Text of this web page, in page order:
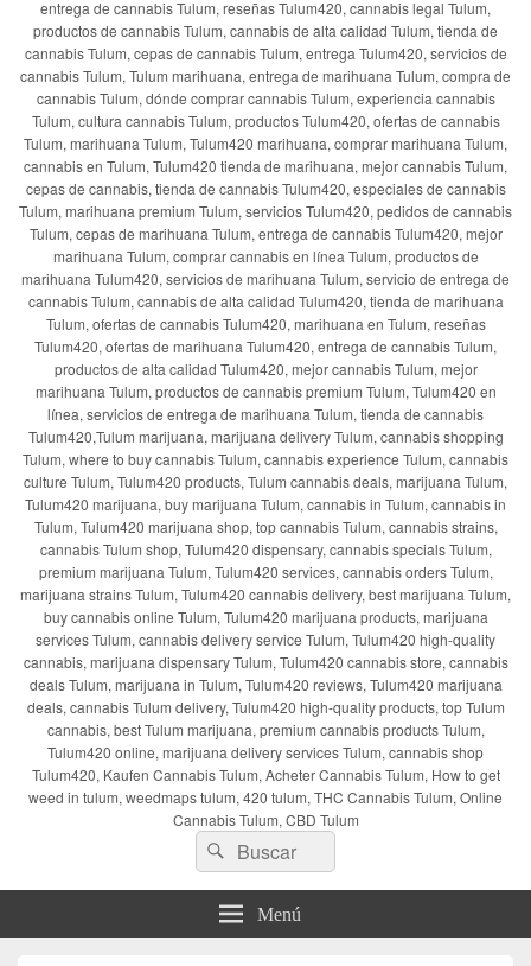
entrega de cannabis Tulum, reseñas Tulum420, cannabis legal Tulum,
productos de cannabis Tulum, cannabis de alta calidad Tulum, tienda de
cannabis Tulum, cepas de cannabis Tulum, entrega Tulum420, servicios de
cannabis Tulum, Tulum marihuana, entrega de marihuana Tulum, compra de
cannabis Tulum, dónde comprar cannabis Tulum, experiencia cannabis
Tulum, cultura cannabis Tulum, productos Tulum420, ofertas de cannabis
Tulum, marihuana Tulum, Tulum420 marihuana, comprar marihuana Tulum,
cannabis en Tulum, Tulum420 tienda de marihuana, mejor cannabis Tulum,
cepas de cannabis, tienda de cannabis Tulum420, especiales de cannabis
Tulum, marihuana premium Tulum, servicios Tulum420, pedidos de cannabis
Tulum, cepas de marihuana Tulum, entrega de cannabis Tulum420, mejor
marihuana Tulum, comprar cannabis en línea Tulum, productos de
marihuana Tulum420, servicios de marihuana Tulum, servicio de entrega de
cannabis Tulum, cannabis de alta calidad Tulum420, tienda de marihuana
Tulum, ofertas de cannabis Tulum420, marihuana en Tulum, reseñas
Tulum420, ofertas de marihuana Tulum420, entrega de cannabis Tulum,
productos de alta calidad Tulum420, mejor cannabis Tulum, mejor
marihuana Tulum, productos de cannabis premium Tulum, Tulum420 en
línea, servicios de entrega de marihuana Tulum, tienda de cannabis
Tulum420,Tulum marijuana, marijuana delivery Tulum, cannabis shopping
Tulum, where to buy cannabis Tulum, cannabis experience Tulum, cannabis
culture Tulum, Tulum420 products, Tulum cannabis deals, marijuana Tulum,
Tulum420 marijuana, buy marijuana Tulum, cannabis in Tulum, cannabis in
Tulum, Tulum420 marijuana shop, top cannabis Tulum, cannabis strains,
cannabis Tulum shop, Tulum420 dispensary, cannabis specials Tulum,
premium marijuana Tulum, Tulum420 services, cannabis orders Tulum,
marijuana strains Tulum, Tulum420 cannabis delivery, best marijuana Tulum,
buy cannabis online Tulum, Tulum420 marijuana products, marijuana
services Tulum, cannabis delivery service Tulum, Tulum420 high-quality
cannabis, marijuana dispensary Tulum, Tulum420 cannabis store, cannabis
deals Tulum, marijuana in Tulum, Tulum420 reviews, Tulum420 marijuana
deals, cannabis Tulum delivery, Tulum420 high-quality products, top Tulum
cannabis, best Tulum marijuana, premium cannabis products Tulum,
Tulum420 online, marijuana delivery services Tulum, cannabis shop
Tulum420, Kaufen Cannabis Tulum, Acheter Cannabis Tulum, How to get
weed in tulum, weedmaps tulum, 420 tulum, THC Cannabis Tulum, Online
Cannabis Tulum, CBD Tulum
Buscar
por:
Buscar
Menú